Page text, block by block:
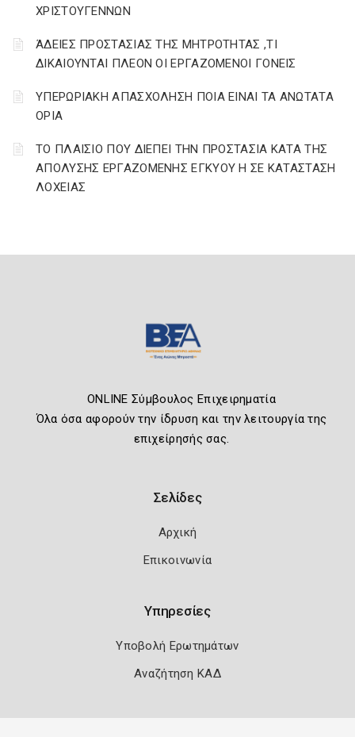
ΧΡΙΣΤΟΥΓΕΝΝΩΝ
ΆΔΕΙΕΣ ΠΡΟΣΤΑΣΙΑΣ ΤΗΣ ΜΗΤΡΟΤΗΤΑΣ ,ΤΙ
ΔΙΚΑΙΟΥΝΤΑΙ ΠΛΕΟΝ ΟΙ ΕΡΓΑΖΟΜΕΝΟΙ ΓΟΝΕΙΣ
ΥΠΕΡΩΡΙΑΚΗ ΑΠΑΣΧΟΛΗΣΗ ΠΟΙΑ ΕΙΝΑΙ ΤΑ ΑΝΩΤΑΤΑ
ΟΡΙΑ
ΤΟ ΠΛΑΙΣΙΟ ΠΟΥ ΔΙΕΠΕΙ ΤΗΝ ΠΡΟΣΤΑΣΙΑ ΚΑΤΑ ΤΗΣ
ΑΠΟΛΥΣΗΣ ΕΡΓΑΖΟΜΕΝΗΣ ΕΓΚΥΟΥ Η ΣΕ ΚΑΤΑΣΤΑΣΗ
ΛΟΧΕΙΑΣ
ONLINE Σύμβουλος Επιχειρηματία
Όλα όσα αφορούν την ίδρυση και την λειτουργία της
επιχείρησής σας.
Σελίδες
Αρχική
Επικοινωνία
Υπηρεσίες
Υποβολή Ερωτημάτων
Αναζήτηση ΚΑΔ